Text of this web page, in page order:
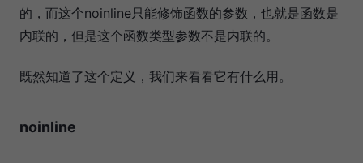
的，而这个noinline只能修饰函数的参数，也就是函数是
内联的，但是这个函数类型参数不是内联的。
既然知道了这个定义，我们来看看它有什么用。
noinline